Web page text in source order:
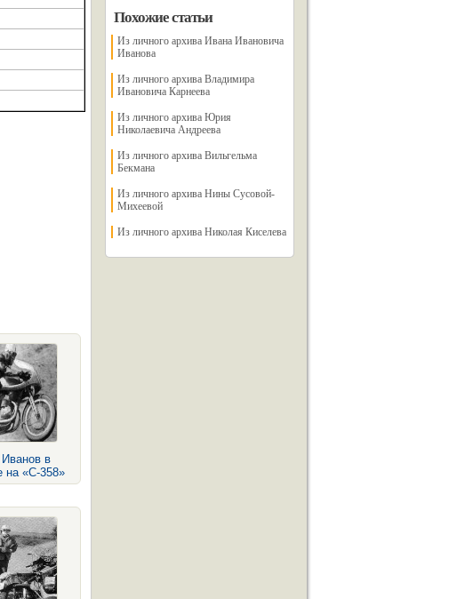
в
на «С-358»
Похожие статьи
Из личного архива Ивана Ивановича
Иванова
Из личного архива Владимира
Ивановича Карнеева
Из личного архива Юрия
Николаевича Андреева
Из личного архива Вильгельма
Бекмана
Из личного архива Нины Сусовой-
Михеевой
Из личного архива Николая Киселева